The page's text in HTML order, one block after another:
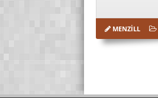
MENZILL